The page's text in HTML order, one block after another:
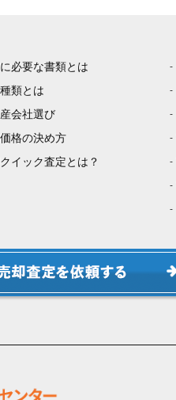
必要な書類とは
類とは
会社選び
格の決め方
イック査定とは？